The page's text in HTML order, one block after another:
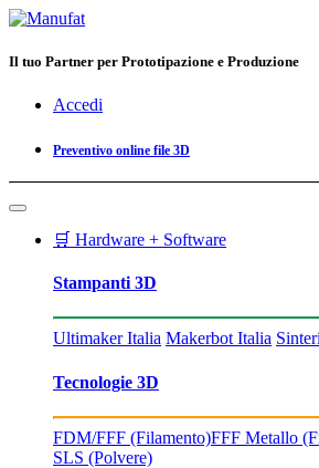
Il tuo Partner per Prototipazione e Produzione
Accedi
Preventivo online file 3D
🛒 Hardware + Software
Stampanti 3D
Ultimaker Italia Makerbot Italia
Tecnologie 3D
FDM/FFF (Filamento)FFF Metallo
SLS (Polvere)